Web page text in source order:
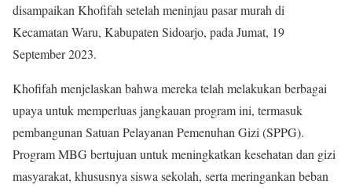
disampaikan Khofifah setelah meninjau pasar murah di
Kecamatan Waru, Kabupaten Sidoarjo, pada Jumat, 19
September 2023.
Khofifah menjelaskan bahwa mereka telah melakukan berbagai
upaya untuk memperluas jangkauan program ini, termasuk
pembangunan Satuan Pelayanan Pemenuhan Gizi (SPPG).
Program MBG bertujuan untuk meningkatkan kesehatan dan gizi
masyarakat, khususnya siswa sekolah, serta meringankan beban